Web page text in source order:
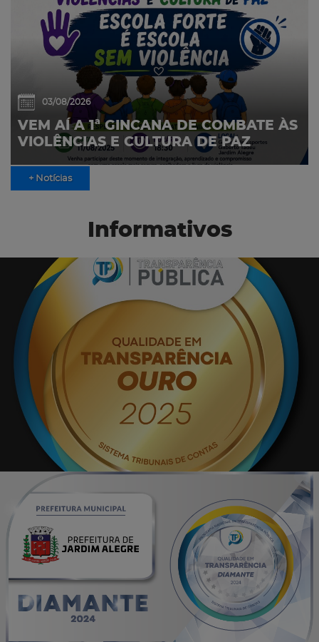
03/08/2026
VEM AÍ A 1ª GINCANA DE COMBATE ÀS
VIOLÊNCIAS E CULTURA DE PAZ
+ Notícias
Informativos